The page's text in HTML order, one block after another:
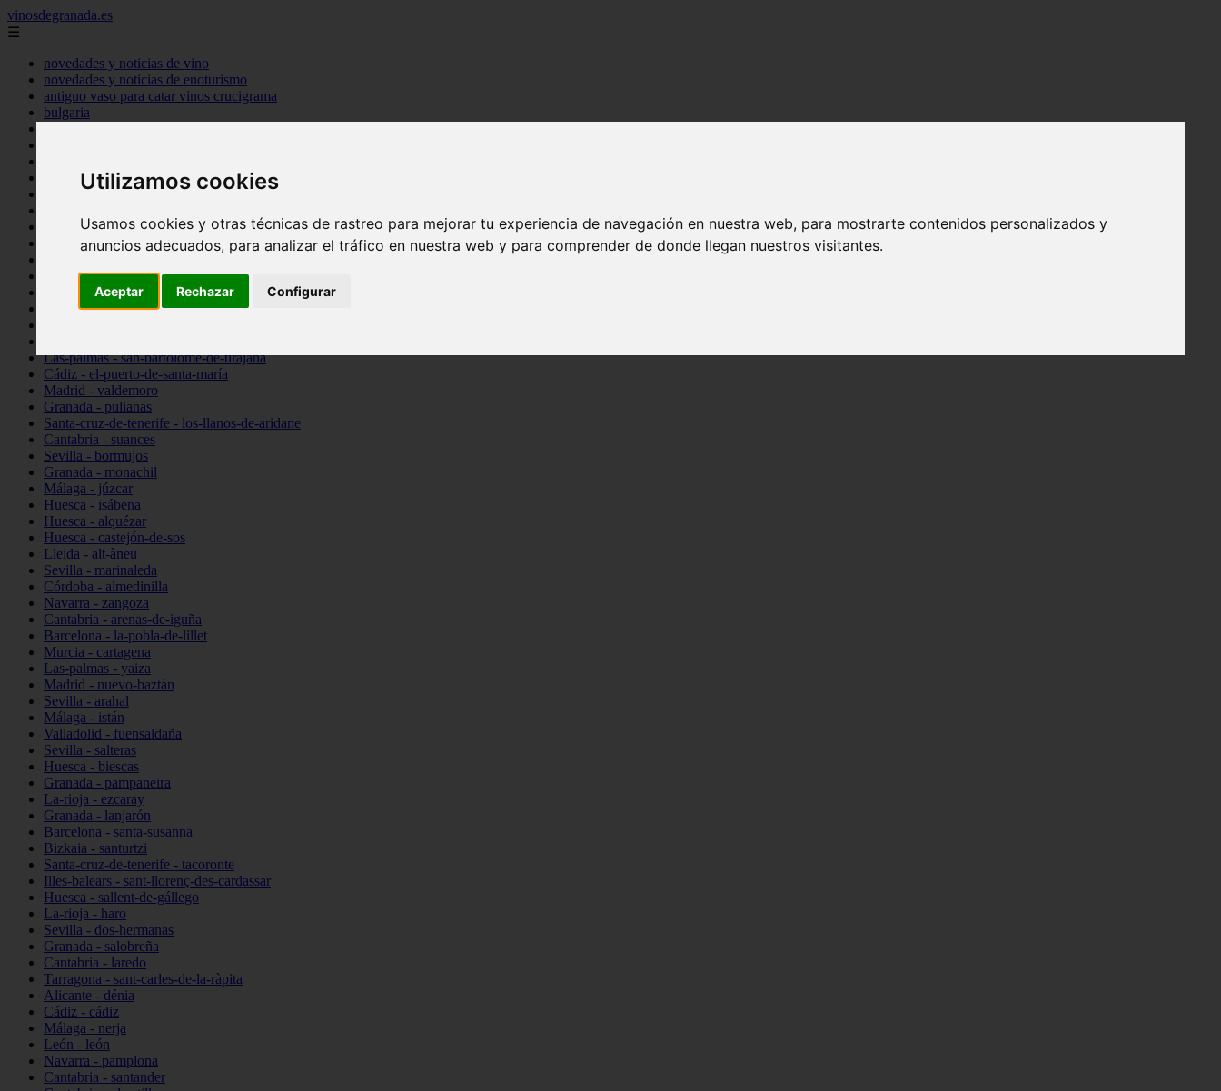
Utilizamos cookies
Usamos cookies y otras técnicas de rastreo para mejorar tu experiencia de navegación en nuestra web, para mostrarte contenidos personalizados y
anuncios adecuados, para analizar el tráfico en nuestra web y para comprender de donde llegan nuestros visitantes.
Aceptar Rechazar Configurar
vinosdegranada.es
☰
novedades y noticias de vino
novedades y noticias de enoturismo
antiguo vaso para catar vinos crucigrama
bulgaria
Córdoba - córdoba
Barcelona - barcelona
Ciudad-real - montiel
Santa-cruz-de-tenerife - guía-de-isora
La-rioja - casalarreina
Almería - roquetas-de-mar
Madrid - pozuelo-de-alarcón
Las-palmas - san-bartolomé-de-tirajana
Cádiz - el-puerto-de-santa-maría
Madrid - valdemoro
Granada - pulianas
Santa-cruz-de-tenerife - los-llanos-de-aridane
Cantabria - suances
Sevilla - bormujos
Granada - monachil
Málaga - júzcar
Huesca - isábena
Huesca - alquézar
Huesca - castejón-de-sos
Lleida - alt-àneu
Sevilla - marinaleda
Córdoba - almedinilla
Navarra - zangoza
Cantabria - arenas-de-iguña
Barcelona - la-pobla-de-lillet
Murcia - cartagena
Las-palmas - yaiza
Madrid - nuevo-baztán
Sevilla - arahal
Málaga - istán
Valladolid - fuensaldaña
Sevilla - salteras
Huesca - biescas
Granada - pampaneira
La-rioja - ezcaray
Granada - lanjarón
Barcelona - santa-susanna
Bizkaia - santurtzi
Santa-cruz-de-tenerife - tacoronte
Illes-balears - sant-llorenç-des-cardassar
Huesca - sallent-de-gállego
La-rioja - haro
Sevilla - dos-hermanas
Granada - salobreña
Cantabria - laredo
Tarragona - sant-carles-de-la-ràpita
Alicante - dénia
Cádiz - cádiz
Málaga - nerja
León - león
Navarra - pamplona
Cantabria - santander